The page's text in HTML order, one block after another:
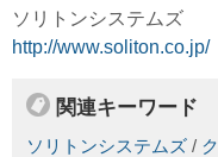
ソリトンシステムズ
http://www.soliton.co.jp/
関連キーワード
ソリトンシステムズ /